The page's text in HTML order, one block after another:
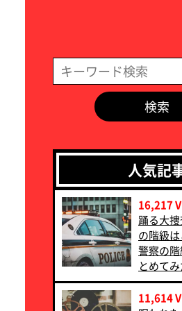
検索
人気記
16,217
踊る大
の階級
警察の
とめて
11,614